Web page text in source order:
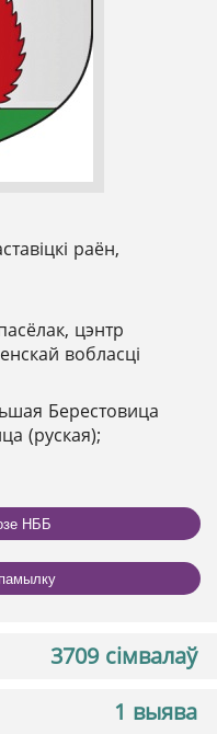
раён,
цэнтр
вобласці
Берестовица
(руская);
НББ
3709 сімвалаў
1 выява